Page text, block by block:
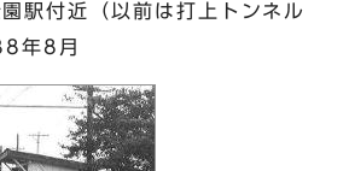
駅付近（以前は打上トンネル
年8月